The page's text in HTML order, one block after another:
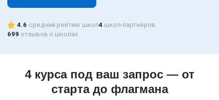
4.6 средний рейтинг школ4 школ-партнёров
699 отзывов о школах
4 курса под ваш запрос — от
старта до флагмана